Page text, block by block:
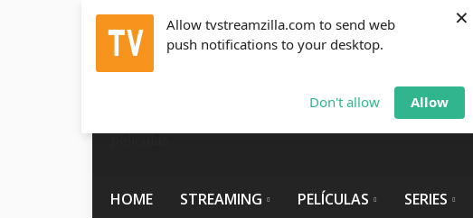
Allow tvstreamzilla.com to send web
push notifications to your desktop.
Don't allow Allow
×
Jueves, Agosto 6, 2026 info@tvstreamzilla.com
HOME STREAMING PELÍCULAS SERIES